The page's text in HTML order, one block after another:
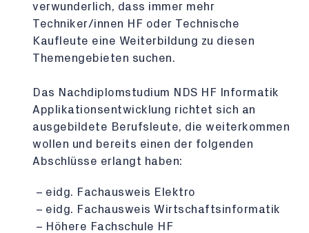
verwunderlich, dass immer mehr
Techniker/innen HF oder Technische
Kaufleute eine Weiterbildung zu diesen
Themengebieten suchen.
Das Nachdiplomstudium NDS HF Informatik
Applikationsentwicklung richtet sich an
ausgebildete Berufsleute, die weiterkommen
wollen und bereits einen der folgenden
Abschlüsse erlangt haben:
eidg. Fachausweis Elektro
eidg. Fachausweis Wirtschaftsinformatik
Höhere Fachschule HF